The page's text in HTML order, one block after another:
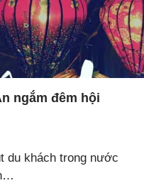
ngắm đêm hội
du khách trong nước